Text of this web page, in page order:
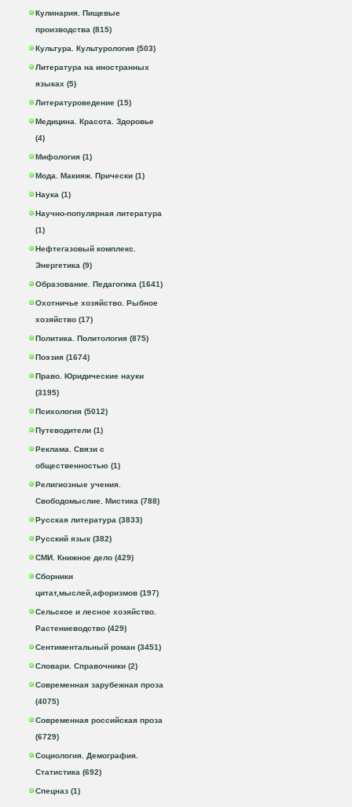
Кулинария. Пищевые
производства (815)
Культура. Культурология (503)
Литература на иностранных
языках (5)
Литературоведение (15)
Медицина. Красота. Здоровье
(4)
Мифология (1)
Мода. Макияж. Прически (1)
Наука (1)
Научно-популярная литература
(1)
Нефтегазовый комплекс.
Энергетика (9)
Образование. Педагогика (1641)
Охотничье хозяйство. Рыбное
хозяйство (17)
Политика. Политология (875)
Поэзия (1674)
Право. Юридические науки
(3195)
Психология (5012)
Путеводители (1)
Реклама. Связи с
общественностью (1)
Религиозные учения.
Свободомыслие. Мистика (788)
Русская литература (3833)
Русский язык (382)
СМИ. Книжное дело (429)
Сборники
цитат,мыслей,афоризмов (197)
Сельское и лесное хозяйство.
Растениеводство (429)
Сентиментальный роман (3451)
Словари. Справочники (2)
Современная зарубежная проза
(4075)
Современная российская проза
(6729)
Социология. Демография.
Статистика (692)
Спецназ (1)